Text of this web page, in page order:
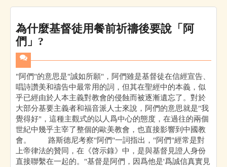
為什麼基督徒用餐前祈禱後要說「阿
們」?
"阿們"的意思是"誠如所願"，阿們雖是基督徒在信經宣告、
唱詩讚美和禱告中最常用的詞，但其在聖經中的本義，似
乎已經由於人本主義對教會的侵蝕而被逐漸遺忘了。對於
大部分基要主義者和福音派人士來說，阿們的意思就是"我
覺得好"，這種主觀式的以人爲中心的態度，在過往的兩個
世紀中幾乎主宰了整個的歐美教會，也直接影響到中國教
會。 路斯德尼考察"阿們"一詞指出，"阿們"經常是對
上帝律法的贊同，在《啓示錄》中，是與基督見證人身份
直接聯繫在一起的。"基督是阿們，因爲他是'爲誠信真實見